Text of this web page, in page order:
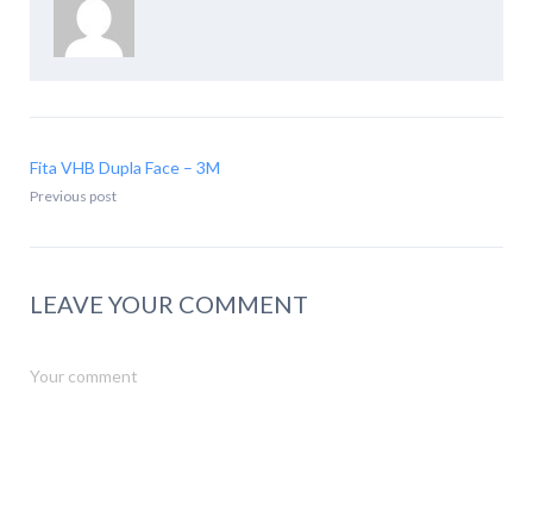
Fita VHB Dupla Face – 3M
Previous post
LEAVE YOUR COMMENT